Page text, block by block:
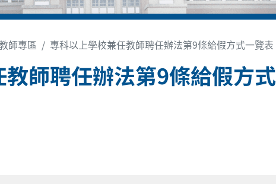
師專區 專科以上學校兼任教師聘任辦法第9條給假方式一覽表
師聘任辦法第9條給假方式